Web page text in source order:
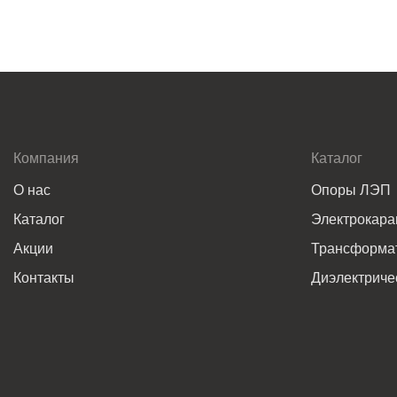
Компания
О нас
Каталог
Акции
Контакты
Каталог
Опоры ЛЭП